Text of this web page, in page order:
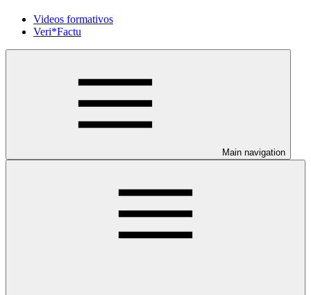
Videos formativos
Veri*Factu
Main navigation